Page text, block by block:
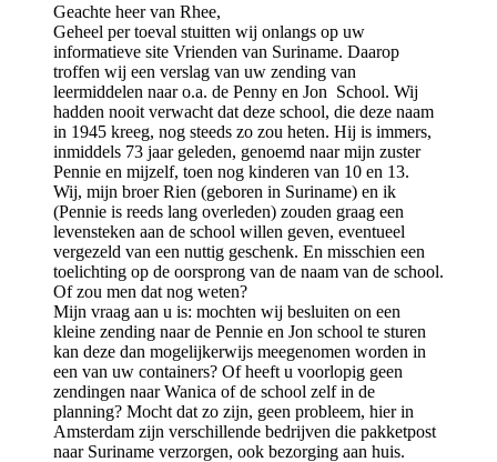
Geachte heer van Rhee,
Geheel per toeval stuitten wij onlangs op uw
informatieve site Vrienden van Suriname. Daarop
troffen wij een verslag van uw zending van
leermiddelen naar o.a. de Penny en Jon School. Wij
hadden nooit verwacht dat deze school, die deze naam
in 1945 kreeg, nog steeds zo zou heten. Hij is immers,
inmiddels 73 jaar geleden, genoemd naar mijn zuster
Pennie en mijzelf, toen nog kinderen van 10 en 13.
Wij, mijn broer Rien (geboren in Suriname) en ik
(Pennie is reeds lang overleden) zouden graag een
levensteken aan de school willen geven, eventueel
vergezeld van een nuttig geschenk. En misschien een
toelichting op de oorsprong van de naam van de school.
Of zou men dat nog weten?
Mijn vraag aan u is: mochten wij besluiten on een
kleine zending naar de Pennie en Jon school te sturen
kan deze dan mogelijkerwijs meegenomen worden in
een van uw containers? Of heeft u voorlopig geen
zendingen naar Wanica of de school zelf in de
planning? Mocht dat zo zijn, geen probleem, hier in
Amsterdam zijn verschillende bedrijven die pakketpost
naar Suriname verzorgen, ook bezorging aan huis.